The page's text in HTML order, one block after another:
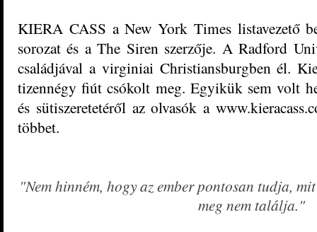
KIERA CASS a New York Times listavezető
sorozat és a The Siren szerzője. A Radford
családjával a virginiai Christiansburgben él.
tizennégy fiút csókolt meg. Egyikük sem volt
és sütiszeretetéről az olvasók a
többet.
"Nem hinném, hogy az ember pontosan tudja,
meg nem találja."